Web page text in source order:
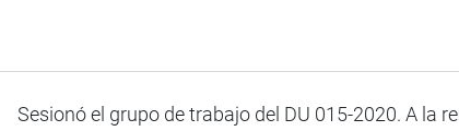
Sesionó el grupo de trabajo del DU 015-2020. A la